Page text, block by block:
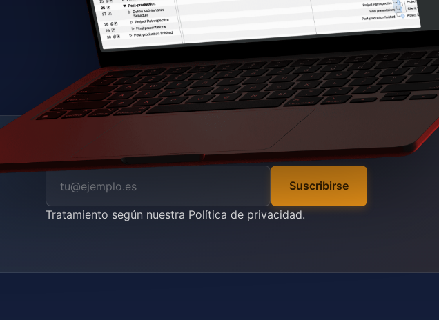
Suscribirse
Tratamiento según nuestra Política de privacidad.